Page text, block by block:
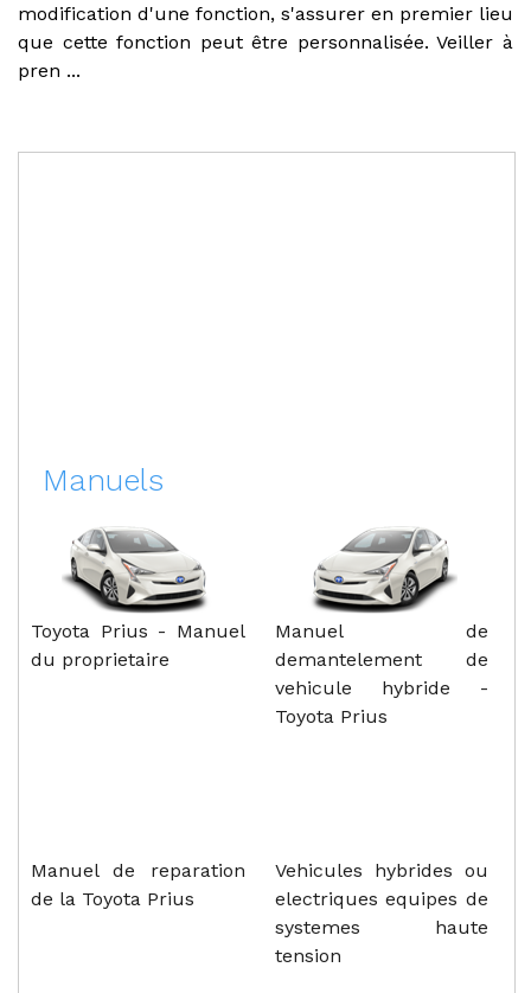
modification d'une fonction, s'assurer en premier lieu
que cette fonction peut être personnalisée. Veiller à
pren ...
Manuels
Toyota Prius - Manuel
du proprietaire
Manuel de
demantelement de
vehicule hybride -
Toyota Prius
Manuel de reparation
de la Toyota Prius
Vehicules hybrides ou
electriques equipes de
systemes haute
tension